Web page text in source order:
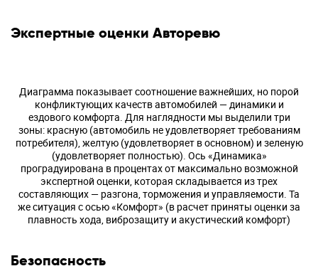
Экспертные оценки Авторевю
Диаграмма показывает соотношение важнейших, но порой
конфликтующих качеств автомобилей — динамики и
ездового комфорта. Для наглядности мы выделили три
зоны: красную (автомобиль не удовлетворяет требованиям
потребителя), желтую (удовлетворяет в основном) и зеленую
(удовлетворяет полностью). Ось «Динамика»
проградуирована в процентах от максимально возможной
экспертной оценки, которая складывается из трех
составляющих — разгона, торможения и управляемости. Та
же ситуация с осью «Комфорт» (в расчет приняты оценки за
плавность хода, виброзащиту и акустический комфорт)
Безопасность